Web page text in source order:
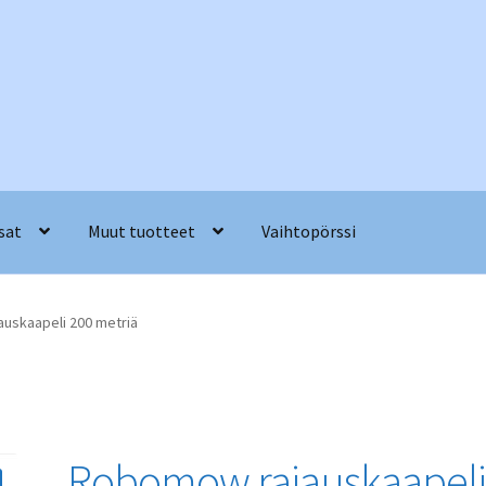
Muut tuotteet Vaihtopörssi
200 metriä